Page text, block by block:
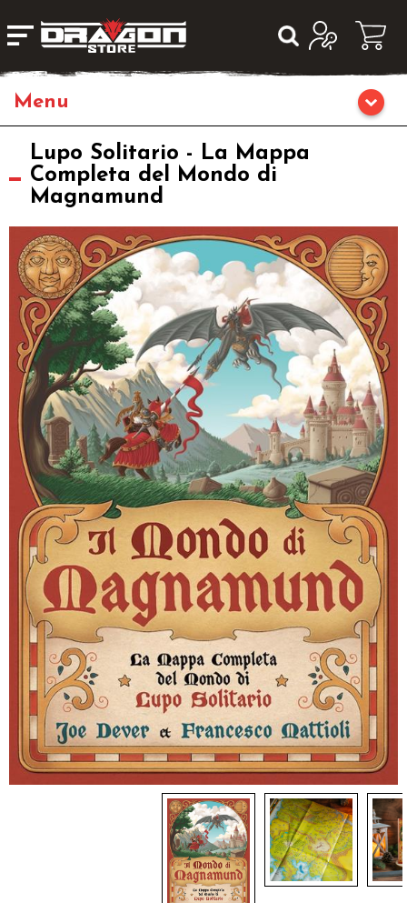
Giochi da Tavolo
Giochi di Ruolo
Librigame
Fumetti & Romanzi
Giochi di Carte Collezionabili
Miniature
Dadi
Accessori
Giocattoli e Gadget
Offerte del Dragone
Lupo Solitario - La Mappa
Completa del Mondo di
Magnamund